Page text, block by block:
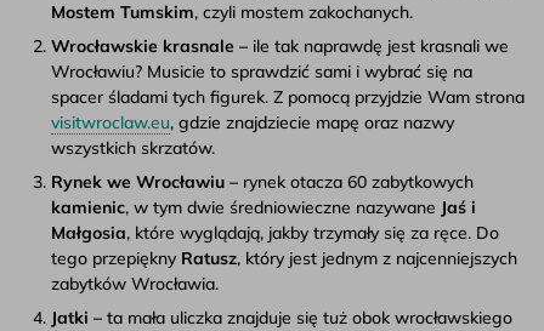
Mostem Tumskim, czyli mostem zakochanych.
Wrocławskie krasnale – ile tak naprawdę jest krasnali we
Wrocławiu? Musicie to sprawdzić sami i wybrać się na
spacer śladami tych figurek. Z pomocą przyjdzie Wam strona
visitwroclaw.eu, gdzie znajdziecie mapę oraz nazwy
wszystkich skrzatów.
Rynek we Wrocławiu – rynek otacza 60 zabytkowych
kamienic, w tym dwie średniowieczne nazywane Jaś i
Małgosia, które wyglądają, jakby trzymały się za ręce. Do
tego przepiękny Ratusz, który jest jednym z najcenniejszych
zabytków Wrocławia.
Jatki – ta mała uliczka znajduje się tuż obok wrocławskiego